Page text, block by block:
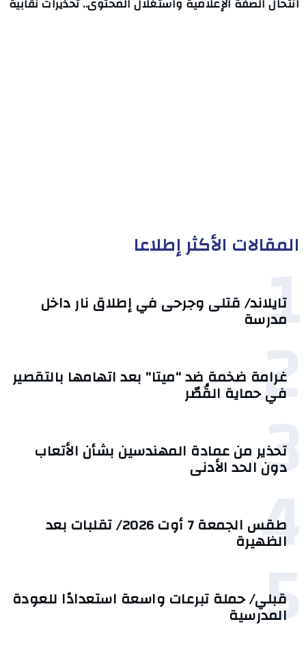
المقالات الأكثر إطلاعا
1
تايلاند/ قتلى وجرحى في إطلاق نار داخل
مدرسة
2
غرامة ضخمة ضد “ميتا” بعد اتهامها بالتقصير
في حماية القُصّر
3
تحذير من عمادة المهندسين بشأن الأتعاب
دون الحد الأدنى
4 طقس الجمعة 7 أوت 2026/ تقلبات بعد
الظهيرة
5
قبلي/ حملة تبرعات واسعة استعدادًا للعودة
المدرسية